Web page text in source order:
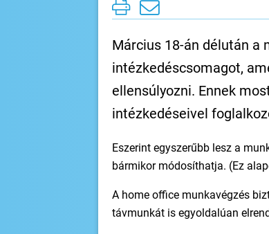
Március 18-án délután a
intézkedéscsomagot,
ellensúlyozni. Ennek
intézkedéseivel
Eszerint egyszerűbb lesz a
bármikor módosíthatja. (Ez
A home office munkavégzés
távmunkát is egyoldalúan